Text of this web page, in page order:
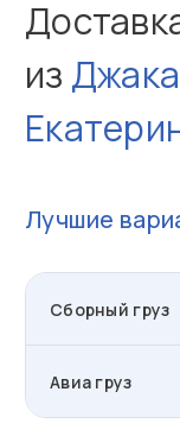
из
Лучшие
Сборный груз
Авиа груз